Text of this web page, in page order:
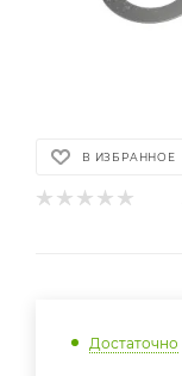
В ИЗБРАННОЕ
Достаточно